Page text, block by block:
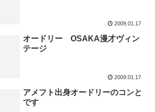
2009.01.17
オードリー OSAKA漫才ヴィン
テージ
2009.01.17
アメフト出身オードリーのコンと
です